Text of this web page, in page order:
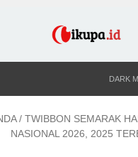
/ TWIBBON SEMARAK
NASIONAL 2026, 2025